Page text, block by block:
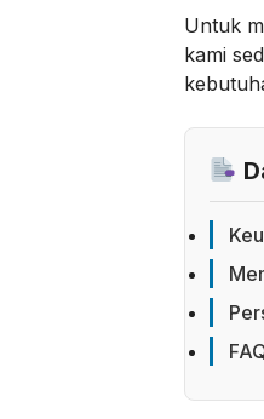
Untuk
kami